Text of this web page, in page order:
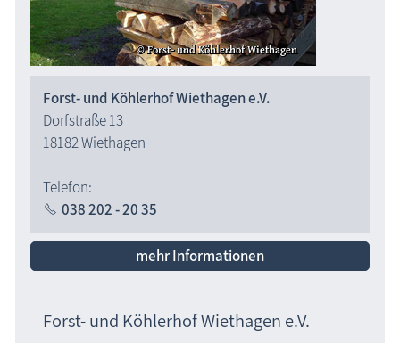
Forst- und Köhlerhof Wiethagen e.V.
Dorfstraße 13
18182 Wiethagen
Telefon:
038 202 - 20 35
mehr Informationen
Forst- und Köhlerhof Wiethagen e.V.